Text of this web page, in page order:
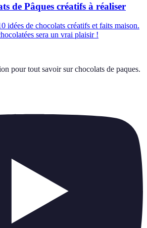
de Pâques créatifs à réaliser
idées de chocolats créatifs et faits maison.
sera un vrai plaisir !
pour tout savoir sur chocolats de paques.